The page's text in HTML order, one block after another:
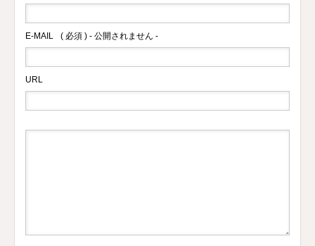
E-MAIL ( 必須 ) - 公開されません -
URL